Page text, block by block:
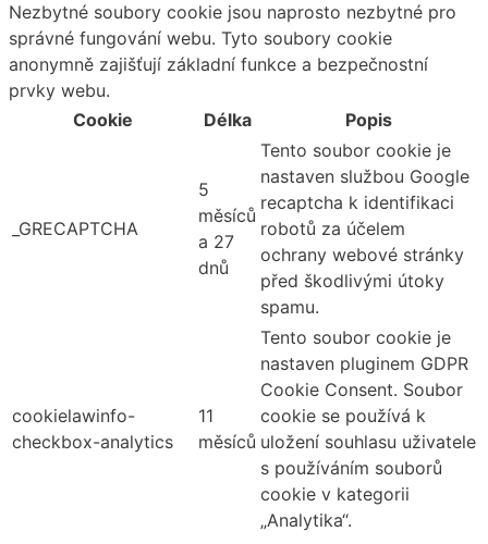
Nezbytné soubory cookie jsou naprosto nezbytné pro
správné fungování webu. Tyto soubory cookie
anonymně zajišťují základní funkce a bezpečnostní
prvky webu.
Cookie
Délka Popis
_GRECAPTCHA
5
měsíců
a 27
dnů
Tento soubor cookie je
nastaven službou Google
recaptcha k identifikaci
robotů za účelem
ochrany webové stránky
před škodlivými útoky
spamu.
cookielawinfo-
checkbox-analytics
11
měsíců
Tento soubor cookie je
nastaven pluginem GDPR
Cookie Consent. Soubor
cookie se používá k
uložení souhlasu uživatele
s používáním souborů
cookie v kategorii
„Analytika“.